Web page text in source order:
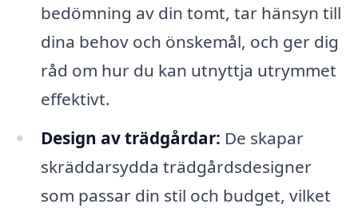
bedömning av din tomt, tar hänsyn till
dina behov och önskemål, och ger dig
råd om hur du kan utnyttja utrymmet
effektivt.
Design av trädgårdar: De skapar
skräddarsydda trädgårdsdesigner
som passar din stil och budget, vilket